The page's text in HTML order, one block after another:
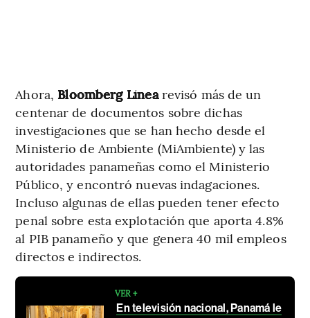
Ahora, Bloomberg Línearevisó más de un
centenar de documentos sobre dichas
investigaciones que se han hecho desde el
Ministerio de Ambiente (MiAmbiente) y las
autoridades panameñas como el Ministerio
Público, y encontró nuevas indagaciones.
Incluso algunas de ellas pueden tener efecto
penal sobre esta explotación que aporta 4.8%
al PIB panameño y que genera 40 mil empleos
directos e indirectos.
VER +
En televisión nacional, Panamá le